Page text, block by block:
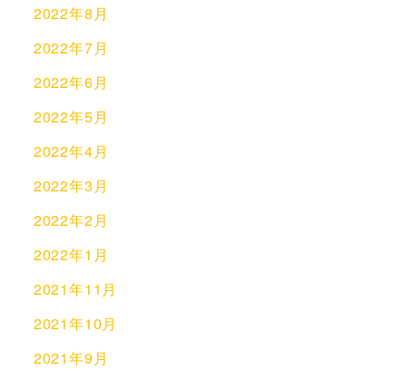
2022年8月
2022年7月
2022年6月
2022年5月
2022年4月
2022年3月
2022年2月
2022年1月
2021年11月
2021年10月
2021年9月